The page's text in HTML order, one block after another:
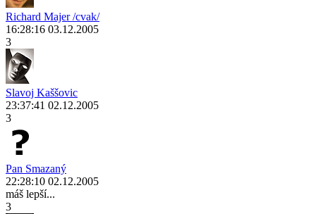
Richard Majer /cvak/
16:28:16 03.12.2005
3
Slavoj Kaššovic
23:37:41 02.12.2005
3
Pan Smazaný
22:28:10 02.12.2005
máš lepší...
3